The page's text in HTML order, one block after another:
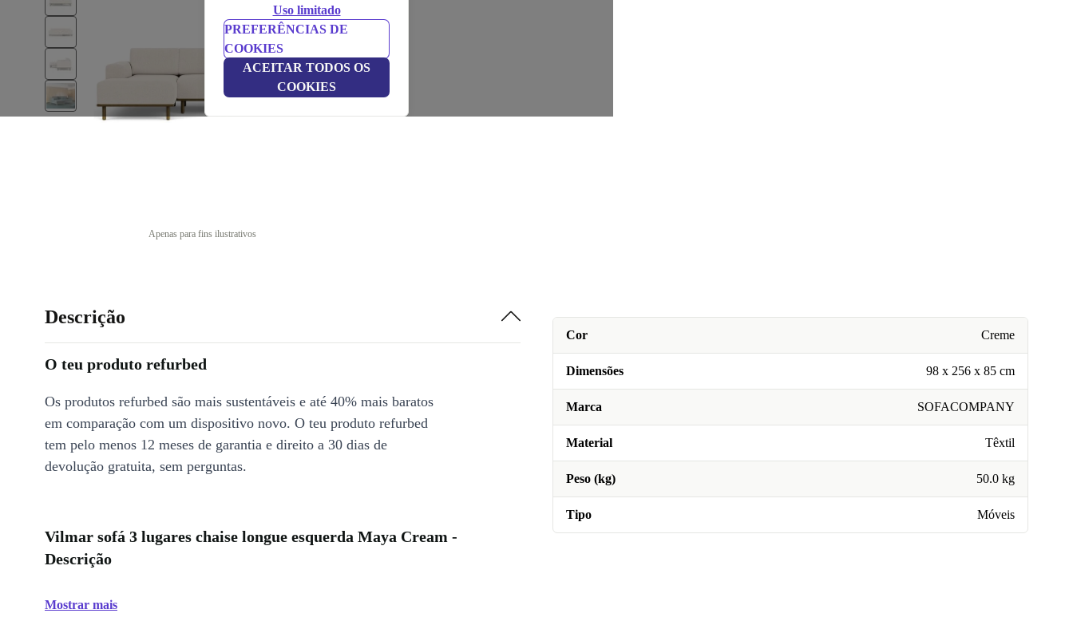
Uso limitado
PREFERÊNCIAS DE
COOKIES
ACEITAR TODOS OS
COOKIES
Apenas para fins ilustrativos
Cor Creme
Dimensões 98 x 256 x 85 cm
Marca SOFACOMPANY
Material Têxtil
Peso (kg) 50.0 kg
Tipo Móveis
Descrição
O teu produto refurbed
Os produtos refurbed são mais sustentáveis e até 40% mais baratos
em comparação com um dispositivo novo. O teu produto refurbed
tem pelo menos 12 meses de garantia e direito a 30 dias de
devolução gratuita, sem perguntas.
Vilmar sofá 3 lugares chaise longue esquerda Maya Cream -
Descrição
Mostrar mais